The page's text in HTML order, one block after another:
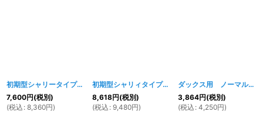
初期型シャリータイプ 鉄カブトフェンダー タイプ２ 未塗装 前後セット
7,600円(税別)
(税込 : 8,360円)
初期型シャリィタイプ 鉄カブトフェンダー タイプ２ メッキ 前後セット
8,618円(税別)
(税込 : 9,480円)
ダックス用 ノーマルタイプメッキフロントフェンダー
3,864円(税別)
(税込 : 4,250円)